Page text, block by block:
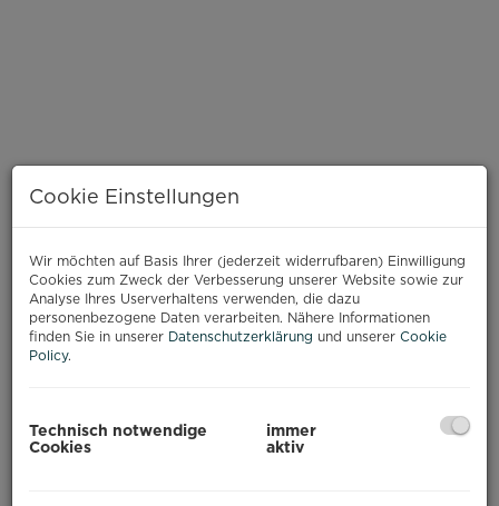
BESCHREIBUNG
Das Büro hat eine Größe von 420 m² und
befindet sich im 2. Obergeschoss.
Cookie Einstellungen
Wir möchten auf Basis Ihrer (jederzeit widerrufbaren) Einwilligung
Cookies zum Zweck der Verbesserung unserer Website sowie zur
Analyse Ihres Userverhaltens verwenden, die dazu
personenbezogene Daten verarbeiten. Nähere Informationen
finden Sie in unserer Datenschutzerklärung und unserer Cookie
Policy.
Technisch notwendige
Cookies
immer
aktiv